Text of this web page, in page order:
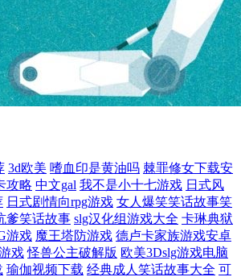
3d欧美 嗜血印是黄油吗 棘罪修女下载安
攻略 中文gal 我不是小十七游戏 日式风
日式剧情向rpg游戏 女人爆笑笑话故事笑
爹笑话故事 slg汉化组游戏大全 卡琳典狱
游戏 魔王塔防游戏 德卢卡家族游戏安卓
戏 怪兽公主破解版 欧美3Dslg游戏电脑
瑜伽视频下载 经典成人笑话故事大全 可